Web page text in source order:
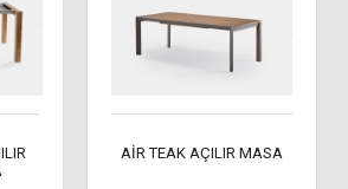
AİR TEAK AÇILIR MASA